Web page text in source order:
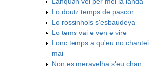
Lo doutz temps de pascor
Lo rossinhols s'esbaudeya
Lo tems vai e ven e vire
Lonc temps a qu'eu no chantei
mai
Non es meravelha s'eu chan